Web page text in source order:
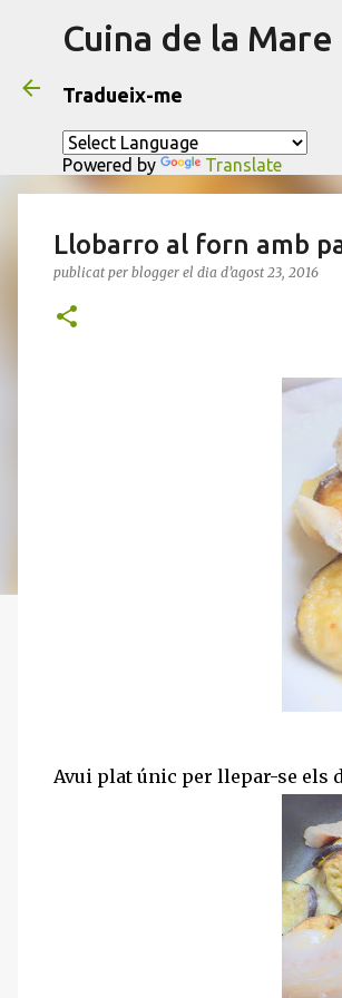
Cuina de la Mare
Tradueix-me
Powered by Translate
Llobarro al forn amb
publicat per blogger el dia d’agost 23, 2016
Avui plat únic per llepar-se els